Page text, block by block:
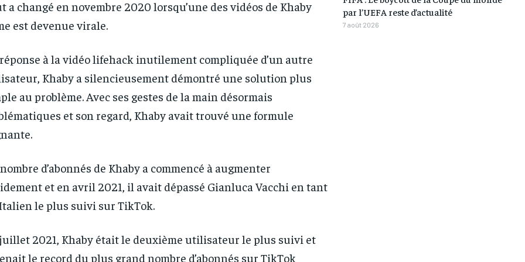
Pay now and you get access to exclusive
every month after the first one until you
opt out of the monthly subscription.
Pay now and you get access to exclusive
every month after the first one until you
opt out of the monthly subscription.
a changé en novembre 2020 lorsqu’une des vidéos de Khaby
est devenue virale.
à la vidéo lifehack inutilement compliquée d’un autre
Khaby a silencieusement démontré une solution plus
au problème. Avec ses gestes de la main désormais
et son regard, Khaby avait trouvé une formule
d’abonnés de Khaby a commencé à augmenter
et en avril 2021, il avait dépassé Gianluca Vacchi en tant
le plus suivi sur TikTok.
2021, Khaby était le deuxième utilisateur le plus suivi et
le record du plus grand nombre d’abonnés sur TikTok
par l’UEFA reste d’actualité
7 août 2026